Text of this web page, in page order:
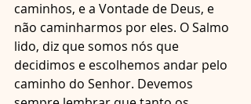
caminhos, e a Vontade de Deus, e
não caminharmos por eles. O Salmo
lido, diz que somos nós que
decidimos e escolhemos andar pelo
caminho do Senhor. Devemos